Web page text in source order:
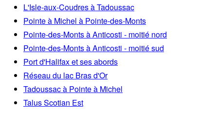
L'Isle-aux-Coudres à Tadoussac
Pointe à Michel à Pointe-des-Monts
Pointe-des-Monts à Anticosti - moitié nord
Pointe-des-Monts à Anticosti - moitié sud
Port d'Halifax et ses abords
Réseau du lac Bras d'Or
Tadoussac à Pointe à Michel
Talus Scotian Est